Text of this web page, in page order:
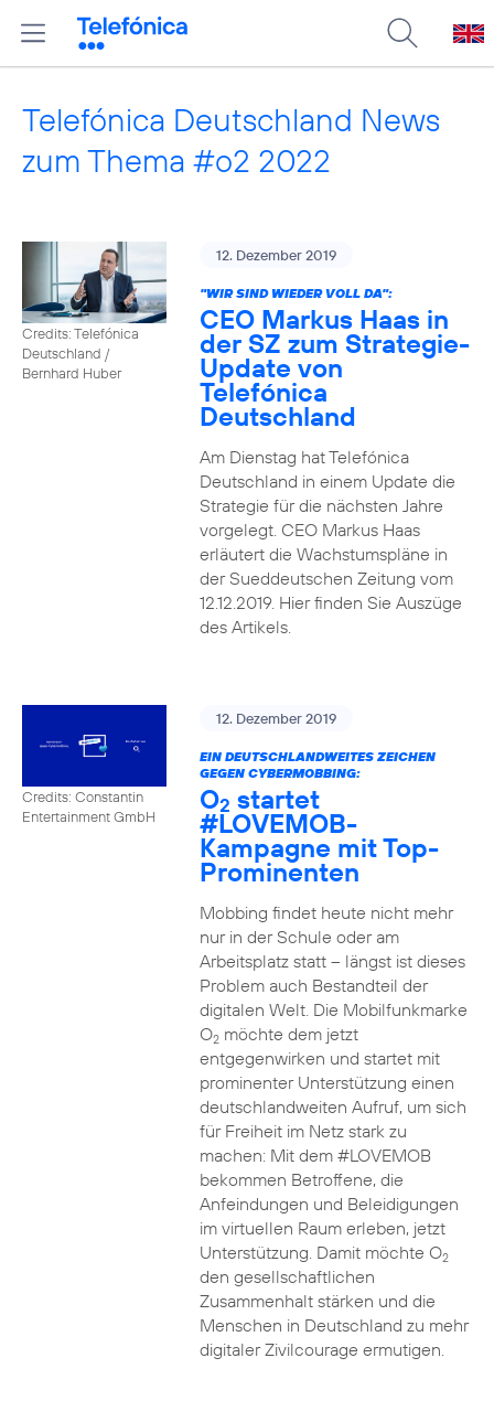
Telefónica Deutschland News
zum Thema #o2 2022
Credits: Telefónica
Deutschland /
Bernhard Huber
12. Dezember 2019
"WIR SIND WIEDER VOLL DA":
CEO Markus Haas in
der SZ zum Strategie-
Update von
Telefónica
Deutschland
Am Dienstag hat Telefónica
Deutschland in einem Update die
Strategie für die nächsten Jahre
vorgelegt. CEO Markus Haas
erläutert die Wachstumspläne in
der Sueddeutschen Zeitung vom
12.12.2019. Hier finden Sie Auszüge
des Artikels.
Credits: Constantin
Entertainment GmbH
12. Dezember 2019
EIN DEUTSCHLANDWEITES ZEICHEN
GEGEN CYBERMOBBING:
O2 startet
#LOVEMOB-
Kampagne mit Top-
Prominenten
Mobbing findet heute nicht mehr
nur in der Schule oder am
Arbeitsplatz statt – längst ist dieses
Problem auch Bestandteil der
digitalen Welt. Die Mobilfunkmarke
O2möchte dem jetzt
entgegenwirken und startet mit
prominenter Unterstützung einen
deutschlandweiten Aufruf, um sich
für Freiheit im Netz stark zu
machen: Mit dem #LOVEMOB
bekommen Betroffene, die
Anfeindungen und Beleidigungen
im virtuellen Raum erleben, jetzt
Unterstützung. Damit möchte O2
den gesellschaftlichen
Zusammenhalt stärken und die
Menschen in Deutschland zu mehr
digitaler Zivilcourage ermutigen.